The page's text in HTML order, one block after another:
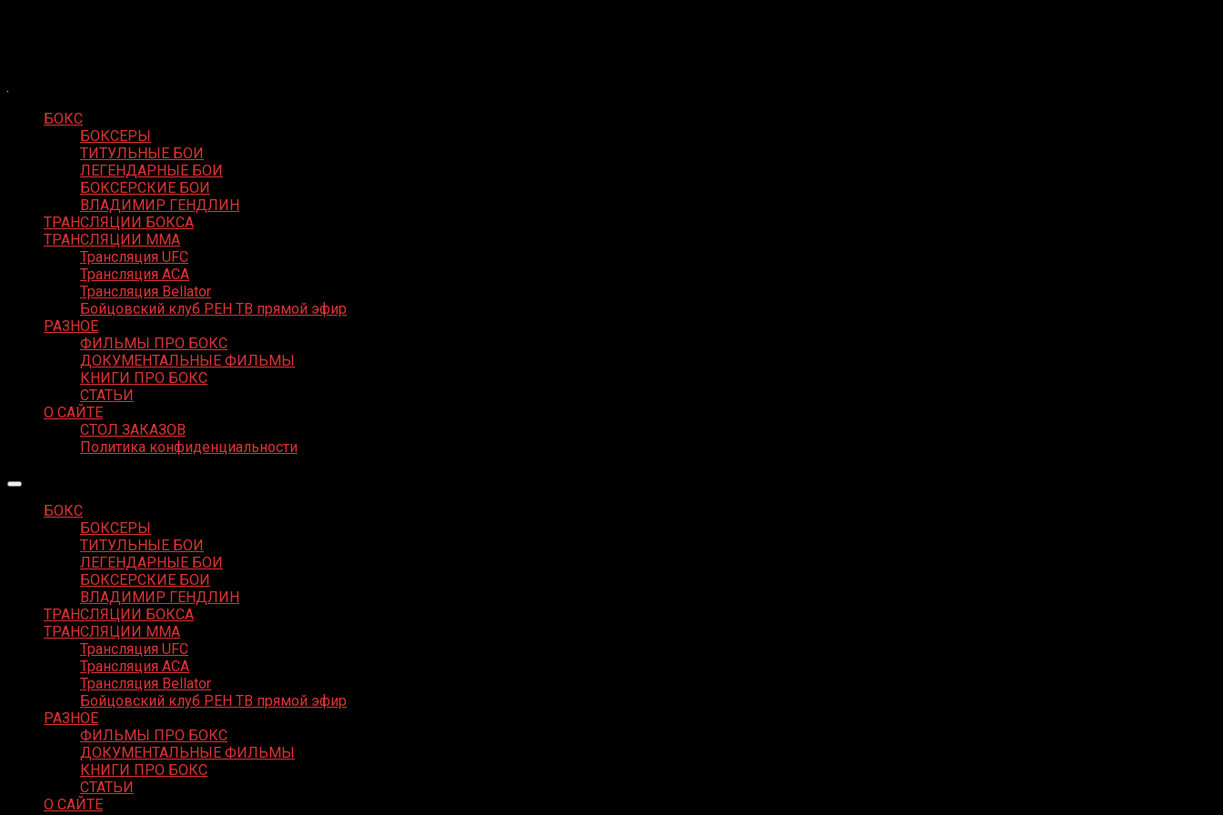
БОКС
БОКСЕРЫ
ТИТУЛЬНЫЕ БОИ
ЛЕГЕНДАРНЫЕ БОИ
БОКСЕРСКИЕ БОИ
ВЛАДИМИР ГЕНДЛИН
ТРАНСЛЯЦИИ БОКСА
ТРАНСЛЯЦИИ MMA
Трансляция UFC
Трансляция ACA
Трансляция Bellator
Бойцовский клуб РЕН ТВ прямой эфир
РАЗНОЕ
ФИЛЬМЫ ПРО БОКС
ДОКУМЕНТАЛЬНЫЕ ФИЛЬМЫ
КНИГИ ПРО БОКС
СТАТЬИ
О САЙТЕ
СТОЛ ЗАКАЗОВ
Политика конфиденциальности
БОКС
БОКСЕРЫ
ТИТУЛЬНЫЕ БОИ
ЛЕГЕНДАРНЫЕ БОИ
БОКСЕРСКИЕ БОИ
ВЛАДИМИР ГЕНДЛИН
ТРАНСЛЯЦИИ БОКСА
ТРАНСЛЯЦИИ MMA
Трансляция UFC
Трансляция ACA
Трансляция Bellator
Бойцовский клуб РЕН ТВ прямой эфир
РАЗНОЕ
ФИЛЬМЫ ПРО БОКС
ДОКУМЕНТАЛЬНЫЕ ФИЛЬМЫ
КНИГИ ПРО БОКС
СТАТЬИ
О САЙТЕ